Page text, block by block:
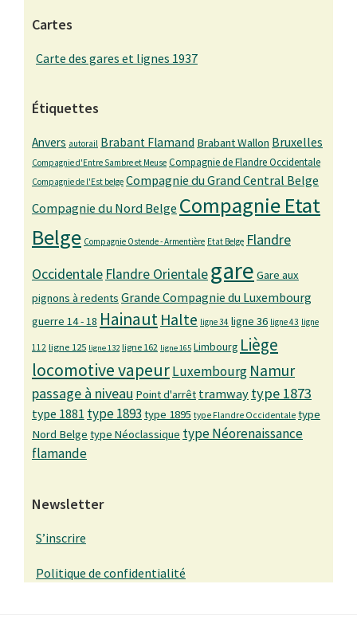
Cartes
Carte des gares et lignes 1937
Étiquettes
Anvers autorail Brabant Flamand Brabant Wallon Bruxelles
Compagnie d'Entre Sambre et Meuse Compagnie de Flandre Occidentale
Compagnie de l'Est belge Compagnie du Grand Central Belge
Compagnie du Nord Belge Compagnie Etat
Belge Compagnie Ostende - Armentière Etat Belge Flandre
Occidentale Flandre Orientalegare Gare aux
pignons à redents Grande Compagnie du Luxembourg
guerre 14 - 18 Hainaut Halte ligne 34 ligne 36 ligne 43 ligne
112 ligne 125 ligne 132 ligne 162 ligne 165 Limbourg Liège
locomotive vapeurLuxembourg Namur
passage à niveau Point d'arrêt tramway type 1873
type 1881 type 1893 type 1895 type Flandre Occidentale type
Nord Belge type Néoclassique type Néorenaissance
flamande
Newsletter
S’inscrire
Politique de confidentialité